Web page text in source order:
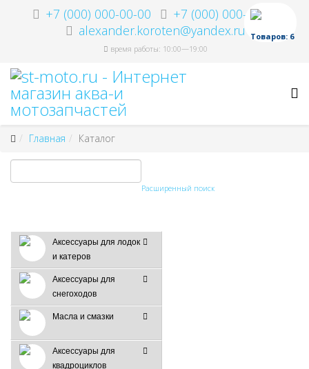
+7 (000) 000-00-00
+7 (000) 000-00-00
alexander.koroten@yandex.ru
время работы: 10:00—19:00
Товаров: 6
Главная Каталог
Расширенный поиск
Аксессуары для лодок
и катеров
Аксессуары для
снегоходов
Масла и смазки
Аксессуары для
квадроциклов